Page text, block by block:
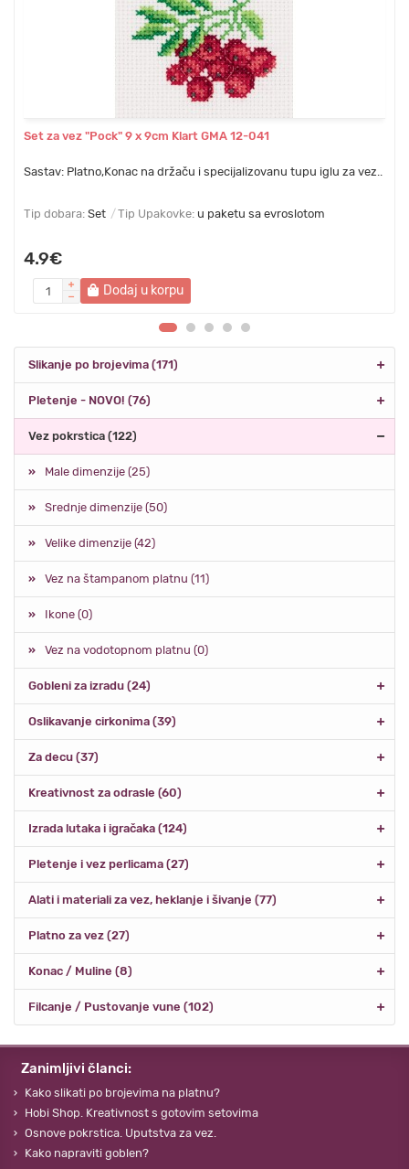
Set za vez "Pock" 9 х 9cm Klart GMA 12-041
Sastav: Platno,Konac na držaču i specijalizovanu tupu iglu za vez..
Tip dobara: Set Tip Upakovke: u paketu sa evroslotom
4.9€
Dodaj u korpu
Slikanje po brojevima (171)
Pletenje - NOVO! (76)
Vez pokrstica (122)
Male dimenzije (25)
Srednje dimenzije (50)
Velike dimenzije (42)
Vez na štampanom platnu (11)
Ikone (0)
Vez na vodotopnom platnu (0)
Gobleni za izradu (24)
Oslikavanje cirkonima (39)
Za decu (37)
Kreativnost za odrasle (60)
Izrada lutaka i igračaka (124)
Pletenje i vez perlicama (27)
Alati i materiali za vez, heklanje i šivanje (77)
Platno za vez (27)
Konac / Muline (8)
Filcanje / Pustovanje vune (102)
Zanimljivi članci:
Kako slikati po brojevima na platnu?
Hobi Shop. Kreativnost s gotovim setovima
Osnove pokrstica. Uputstva za vez.
Kako napraviti goblen?